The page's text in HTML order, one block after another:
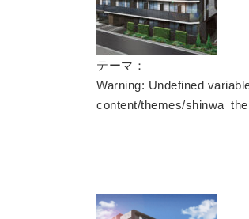
テーマ：
Warning: Undefined
content/themes/